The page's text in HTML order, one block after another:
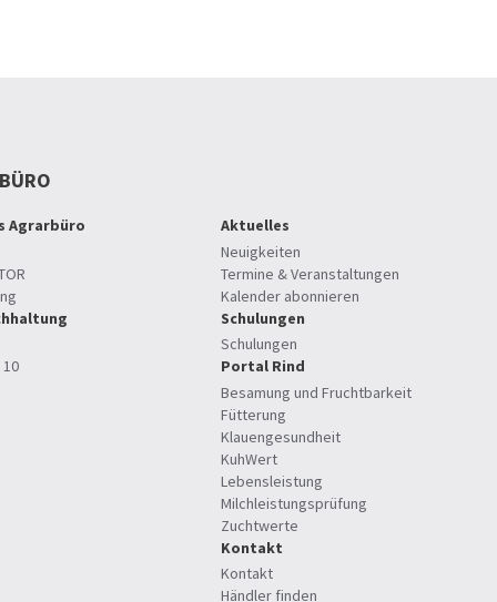
Agrarbüro
Aktuelles
Neuigkeiten
Termine & Veranstaltungen
Kalender abonnieren
Schulungen
Schulungen
Portal Rind
Besamung und Fruchtbarkeit
Fütterung
Klauengesundheit
KuhWert
Lebensleistung
Milchleistungsprüfung
Zuchtwerte
Kontakt
Kontakt
Händler finden